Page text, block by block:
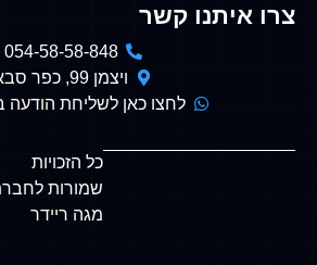
קשר
054-58-58-848
לחצו כאן לשליחת הודעה בווטסאפ.
כל הזכויות
שמורות לחברת
מגה ריידר